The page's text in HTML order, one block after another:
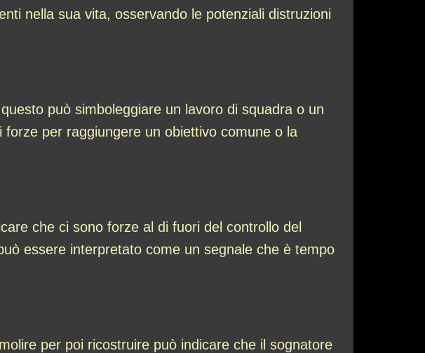
nella sua vita, osservando le potenziali distruzioni
può simboleggiare un lavoro di squadra o un
per raggiungere un obiettivo comune o la
che ci sono forze al di fuori del controllo del
essere interpretato come un segnale che è tempo
per poi ricostruire può indicare che il sognatore